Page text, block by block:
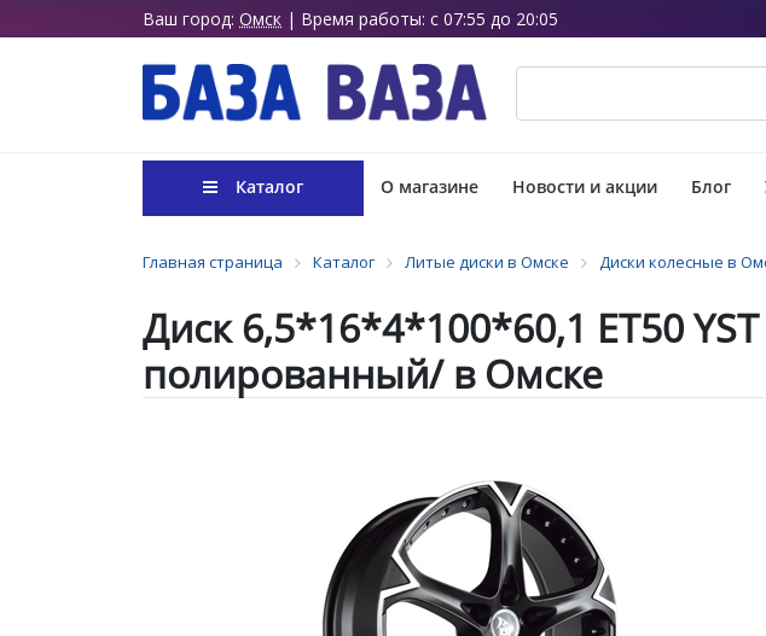
Ваш город: Омск | Время работы: с 07:55 до 20:05
Каталог О магазине Новости и акции Блог
Главная страница Каталог Литые диски в Омске Диски колесные в
Диск 6,5*16*4*100*60,1 ET50
полированный/ в Омске